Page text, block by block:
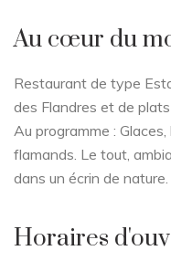
Au cœur du
Restaurant de type
des Flandres et de
Au programme :
flamands. Le tout,
dans un écrin de nature.
Horaires